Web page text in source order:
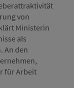
von
Ministerin
als
An den
für Arbeit